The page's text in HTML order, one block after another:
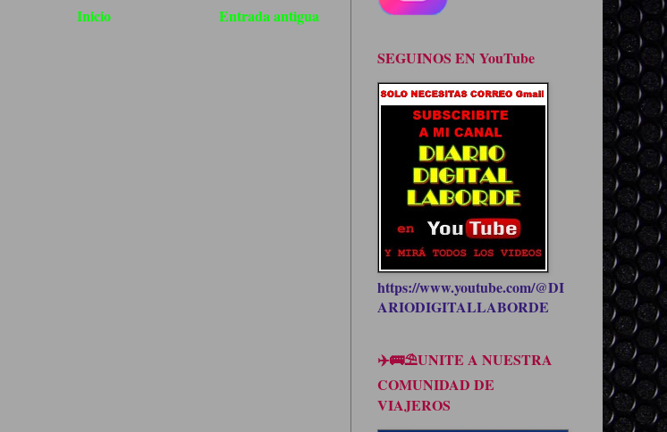
Entrada antigua
Inicio
SEGUINOS EN YouTube
https://www.youtube.com/@DI
ARIODIGITALLABORDE
✈️🚌⛱UNITE A NUESTRA
COMUNIDAD DE
VIAJEROS